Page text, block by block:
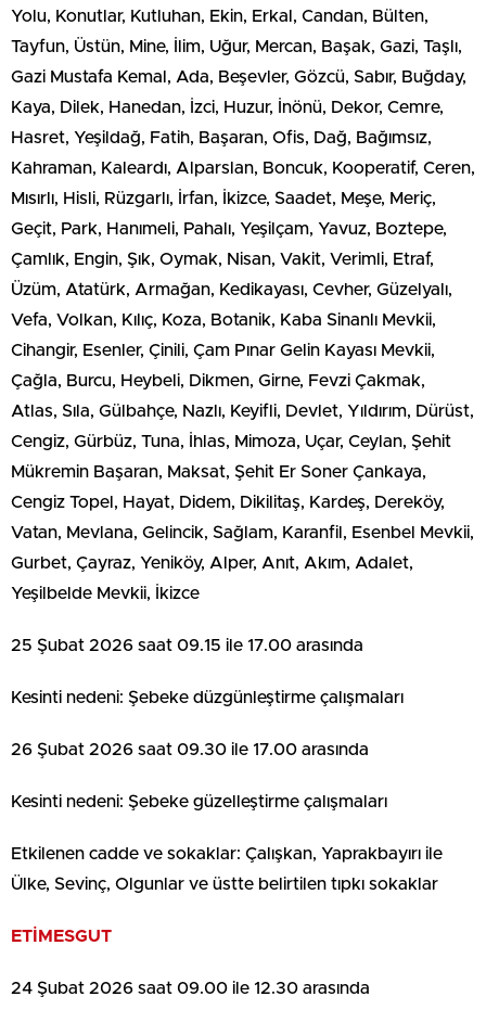
Yolu, Konutlar, Kutluhan, Ekin, Erkal, Candan, Bülten,
Tayfun, Üstün, Mine, İlim, Uğur, Mercan, Başak, Gazi, Taşlı,
Gazi Mustafa Kemal, Ada, Beşevler, Gözcü, Sabır, Buğday,
Kaya, Dilek, Hanedan, İzci, Huzur, İnönü, Dekor, Cemre,
Hasret, Yeşildağ, Fatih, Başaran, Ofis, Dağ, Bağımsız,
Kahraman, Kaleardı, Alparslan, Boncuk, Kooperatif, Ceren,
Mısırlı, Hisli, Rüzgarlı, İrfan, İkizce, Saadet, Meşe, Meriç,
Geçit, Park, Hanımeli, Pahalı, Yeşilçam, Yavuz, Boztepe,
Çamlık, Engin, Şık, Oymak, Nisan, Vakit, Verimli, Etraf,
Üzüm, Atatürk, Armağan, Kedikayası, Cevher, Güzelyalı,
Vefa, Volkan, Kılıç, Koza, Botanik, Kaba Sinanlı Mevkii,
Cihangir, Esenler, Çinili, Çam Pınar Gelin Kayası Mevkii,
Çağla, Burcu, Heybeli, Dikmen, Girne, Fevzi Çakmak,
Atlas, Sıla, Gülbahçe, Nazlı, Keyifli, Devlet, Yıldırım, Dürüst,
Cengiz, Gürbüz, Tuna, İhlas, Mimoza, Uçar, Ceylan, Şehit
Mükremin Başaran, Maksat, Şehit Er Soner Çankaya,
Cengiz Topel, Hayat, Didem, Dikilitaş, Kardeş, Dereköy,
Vatan, Mevlana, Gelincik, Sağlam, Karanfil, Esenbel Mevkii,
Gurbet, Çayraz, Yeniköy, Alper, Anıt, Akım, Adalet,
Yeşilbelde Mevkii, İkizce
25 Şubat 2026 saat 09.15 ile 17.00 arasında
Kesinti nedeni: Şebeke düzgünleştirme çalışmaları
26 Şubat 2026 saat 09.30 ile 17.00 arasında
Kesinti nedeni: Şebeke güzelleştirme çalışmaları
Etkilenen cadde ve sokaklar: Çalışkan, Yaprakbayırı ile
Ülke, Sevinç, Olgunlar ve üstte belirtilen tıpkı sokaklar
ETİMESGUT
24 Şubat 2026 saat 09.00 ile 12.30 arasında